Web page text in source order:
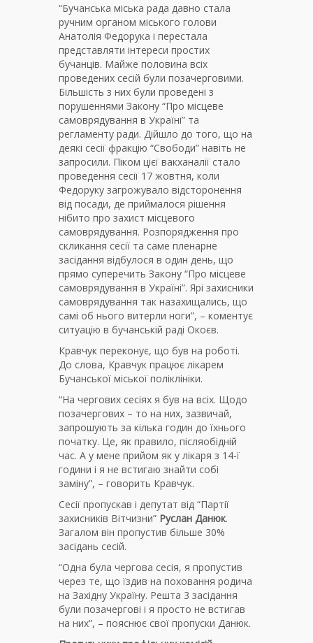
“Бучанська міська рада давно стала
ручним органом міського голови
Анатолія Федорука і перестала
представляти інтереси простих
бучанців. Майже половина всіх
проведених сесій були позачерговими.
Більшість з них були проведені з
порушеннями Закону “Про місцеве
самоврядування в Україні” та
регламенту ради. Дійшло до того, що на
деякі сесії фракцію “Свободи” навіть не
запросили. Піком цієї вакханалії стало
проведення сесії 17 жовтня, коли
Федоруку загрожувало відсторонення
від посади, де приймалося рішення
нібито про захист місцевого
самоврядування. Розпорядження про
скликання сесії та саме пленарне
засідання відбулося в один день, що
прямо суперечить Закону “Про місцеве
самоврядування в Україні”. Ярі захисники
самоврядування так назахищались, що
самі об нього витерли ноги”, – коментує
ситуацію в бучанській раді Окоєв.
Кравчук переконує, що був на роботі.
До слова, Кравчук працює лікарем
Бучанської міської поліклініки.
“На чергових сесіях я був на всіх. Щодо
позачергових – то на них, зазвичай,
запрошують за кілька годин до їхнього
початку. Це, як правило, післяобідній
час. А у мене прийом як у лікаря з 14-ї
години і я не встигаю знайти собі
заміну”, – говорить Кравчук.
Сесії пропускав і депутат від “Партії
захисників Вітчизни” Руслан Данюк.
Загалом він пропустив більше 30%
засідань сесій.
“Одна була чергова сесія, я пропустив
через те, що їздив на поховання родича
на Західну Україну. Решта 3 засідання
були позачергові і я просто не встигав
на них”, – пояснює свої пропуски Данюк.